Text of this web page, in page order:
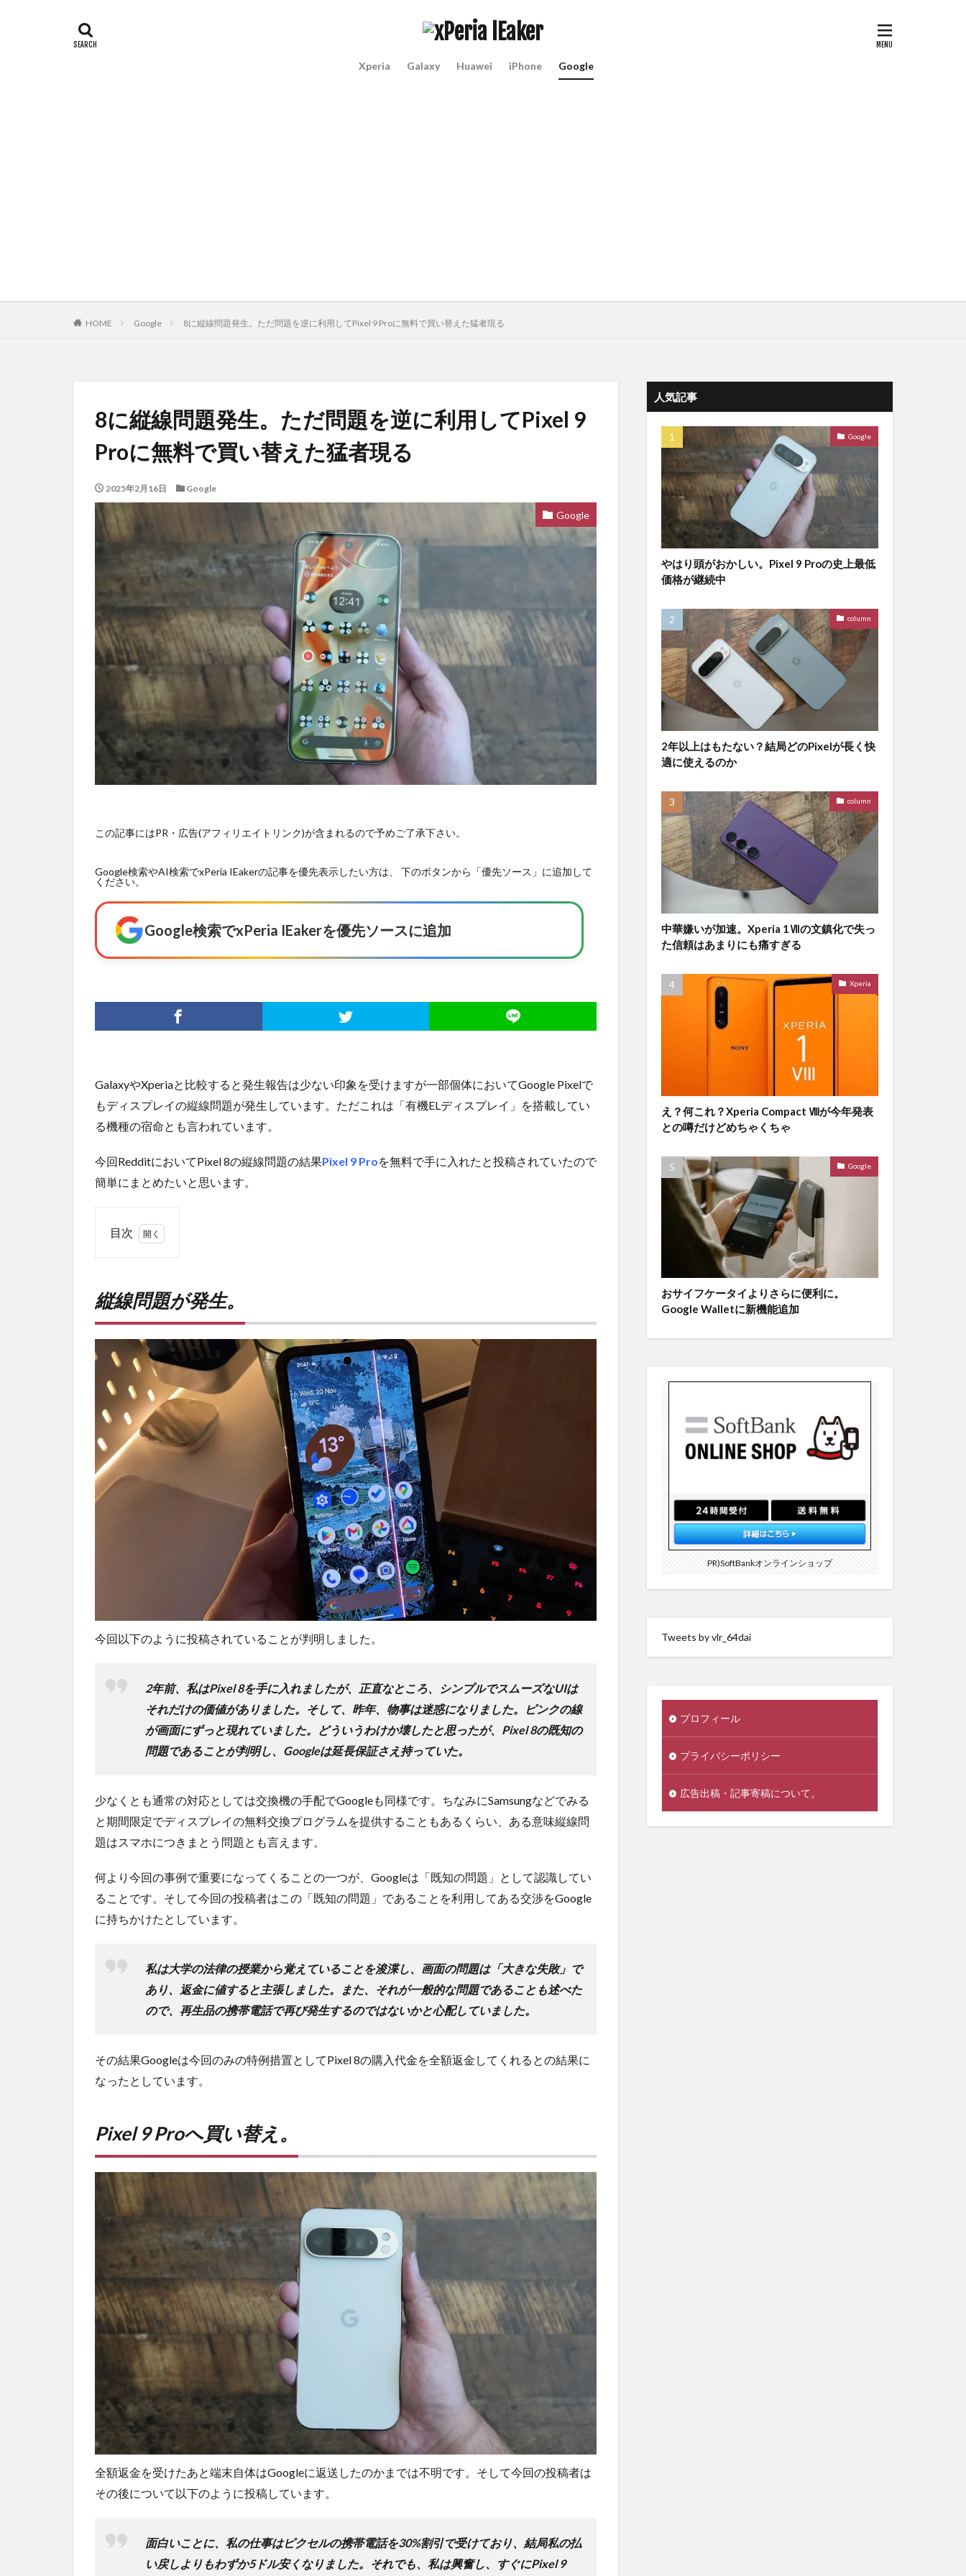
Xperia Galaxy Huawei iPhone Google
HOME Google 8に縦線問題発生。ただ問題を逆に利用してPixel 9 Proに無料で買い替えた猛者現る
8に縦線問題発生。ただ問題を逆に利用してPixel 9
Proに無料で買い替えた猛者現る
2025年2月16日 Google
Google
この記事にはPR・広告(アフィリエイトリンク)が含まれるので予めご了承下さい。
Google検索やAI検索でxPeria IEakerの記事を優先表示したい方は、 下のボタンから「優先ソース」に追加して
ください。
Google検索でxPeria IEakerを優先ソースに追加
GalaxyやXperiaと比較すると発生報告は少ない印象を受けますが一部個体においてGoogle Pixelで
もディスプレイの縦線問題が発生しています。ただこれは「有機ELディスプレイ」を搭載してい
る機種の宿命とも言われています。
今回RedditにおいてPixel 8の縦線問題の結果Pixel 9 Proを無料で手に入れたと投稿されていたので
簡単にまとめたいと思います。
目次
が発
2
Pixel
Pro
い替
3
PR)
購入
プが
おす
縦線問題が発生。
今回以下のように投稿されていることが判明しました。
2年前、私はPixel 8を手に入れましたが、正直なところ、シンプルでスムーズなUIは
それだけの価値がありました。そして、昨年、物事は迷惑になりました。ピンクの線
が画面にずっと現れていました。どういうわけか壊したと思ったが、Pixel 8の既知の
問題であることが判明し、Googleは延長保証さえ持っていた。
少なくとも通常の対応としては交換機の手配でGoogleも同様です。ちなみにSamsungなどでみる
と期間限定でディスプレイの無料交換プログラムを提供することもあるくらい、ある意味縦線問
題はスマホにつきまとう問題とも言えます。
何より今回の事例で重要になってくることの一つが、Googleは「既知の問題」として認識してい
ることです。そして今回の投稿者はこの「既知の問題」であることを利用してある交渉をGoogle
に持ちかけたとしています。
私は大学の法律の授業から覚えていることを浚渫し、画面の問題は「大きな失敗」で
あり、返金に値すると主張しました。また、それが一般的な問題であることも述べた
ので、再生品の携帯電話で再び発生するのではないかと心配していました。
その結果Googleは今回のみの特例措置としてPixel 8の購入代金を全額返金してくれるとの結果に
なったとしています。
Pixel 9 Proへ買い替え。
全額返金を受けたあと端末自体はGoogleに返送したのかまでは不明です。そして今回の投稿者は
その後について以下のように投稿しています。
面白いことに、私の仕事はピクセルの携帯電話を30%割引で受けており、結局私の払
い戻しよりもわずか5ドル安くなりました。それでも、私は興奮し、すぐにPixel 9
人気記事
Google
やはり頭がおかしい。Pixel 9 Proの史上最低
価格が継続中
column
2年以上はもたない？結局どのPixelが長く快
適に使えるのか
column
中華嫌いが加速。Xperia 1Ⅶの文鎮化で失っ
た信頼はあまりにも痛すぎる
Xperia
え？何これ？Xperia Compact Ⅷが今年発表
との噂だけどめちゃくちゃ
Google
おサイフケータイよりさらに便利に。
Google Walletに新機能追加
PR)SoftBankオンラインショップ
Tweets by vlr_64dai
プロフィール
プライバシーポリシー
広告出稿・記事寄稿について。